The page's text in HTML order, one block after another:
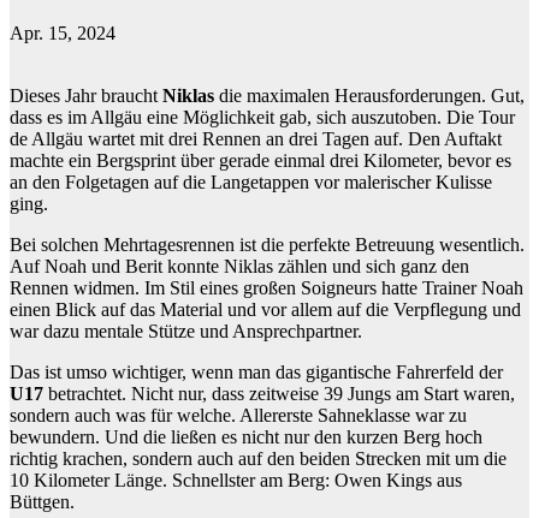
Apr. 15, 2024
Dieses Jahr braucht Niklas die maximalen Herausforderungen. Gut,
dass es im Allgäu eine Möglichkeit gab, sich auszutoben. Die Tour
de Allgäu wartet mit drei Rennen an drei Tagen auf. Den Auftakt
machte ein Bergsprint über gerade einmal drei Kilometer, bevor es
an den Folgetagen auf die Langetappen vor malerischer Kulisse
ging.
Bei solchen Mehrtagesrennen ist die perfekte Betreuung wesentlich.
Auf Noah und Berit konnte Niklas zählen und sich ganz den
Rennen widmen. Im Stil eines großen Soigneurs hatte Trainer Noah
einen Blick auf das Material und vor allem auf die Verpflegung und
war dazu mentale Stütze und Ansprechpartner.
Das ist umso wichtiger, wenn man das gigantische Fahrerfeld der
U17 betrachtet. Nicht nur, dass zeitweise 39 Jungs am Start waren,
sondern auch was für welche. Allererste Sahneklasse war zu
bewundern. Und die ließen es nicht nur den kurzen Berg hoch
richtig krachen, sondern auch auf den beiden Strecken mit um die
10 Kilometer Länge. Schnellster am Berg: Owen Kings aus
Büttgen.